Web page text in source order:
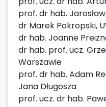
prof. dr hab. Jarosław
dr Marek Pokropski,
dr hab. Joanne
dr hab. prof. ucz.
Warszawie
prof. dr hab. Adam
Jana Długosza
prof. ucz. dr hab.